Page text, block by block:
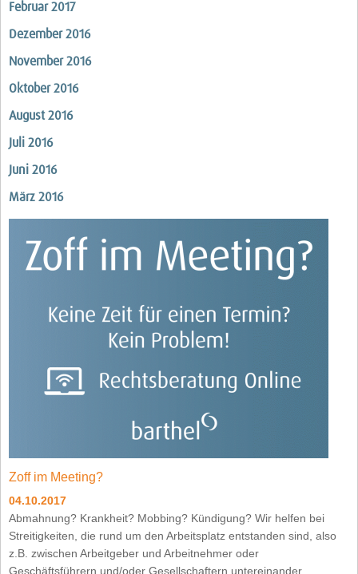
Februar 2017
Dezember 2016
November 2016
Oktober 2016
August 2016
Juli 2016
Juni 2016
März 2016
Zoff im Meeting?
04.10.2017
Abmahnung? Krankheit? Mobbing? Kündigung? Wir helfen bei
Streitigkeiten, die rund um den Arbeitsplatz entstanden sind, also
z.B. zwischen Arbeitgeber und Arbeitnehmer oder
Geschäftsführern und/oder Gesellschaftern untereinander.